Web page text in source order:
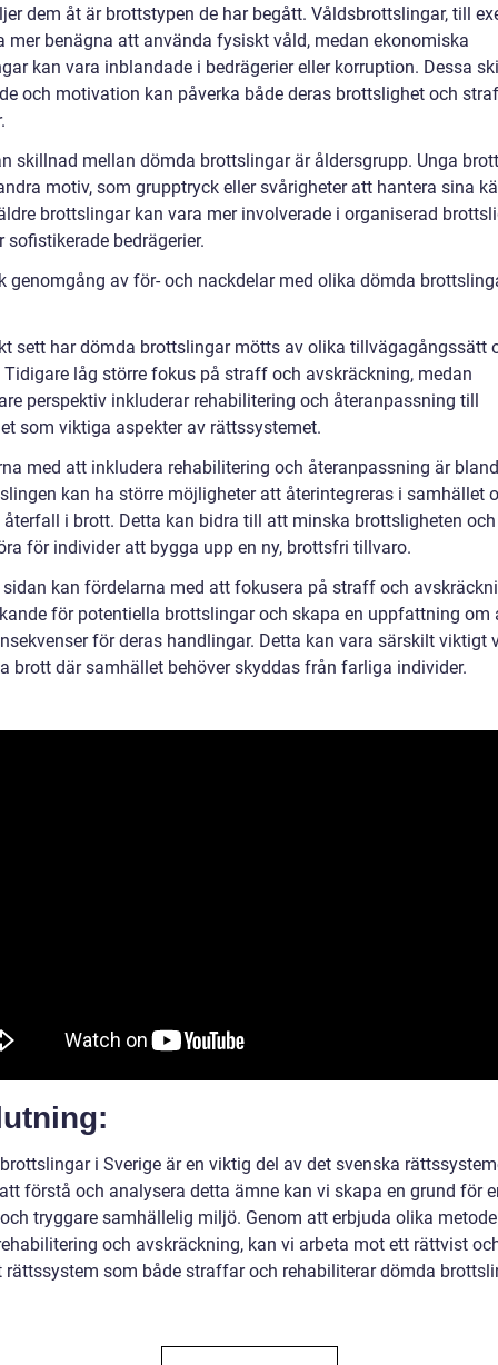
dem åt är brottstypen de har begått. Våldsbrottslingar, till
mer benägna att använda fysiskt våld, medan ekonomiska
kan vara inblandade i bedrägerier eller korruption. Dessa
och motivation kan påverka både deras brottslighet och
skillnad mellan dömda brottslingar är åldersgrupp. Unga
motiv, som grupptryck eller svårigheter att hantera sina
brottslingar kan vara mer involverade i organiserad
sofistikerade bedrägerier.
genomgång av för- och nackdelar med olika dömda
sett har dömda brottslingar mötts av olika tillvägagångssätt
låg större fokus på straff och avskräckning, medan
perspektiv inkluderar rehabilitering och återanpassning till
som viktiga aspekter av rättssystemet.
med att inkludera rehabilitering och återanpassning är
kan ha större möjligheter att återintegreras i samhället
i brott. Detta kan bidra till att minska brottsligheten och
för individer att bygga upp en ny, brottsfri tillvaro.
sidan kan fördelarna med att fokusera på straff och
för potentiella brottslingar och skapa en uppfattning om
för deras handlingar. Detta kan vara särskilt viktigt
brott där samhället behöver skyddas från farliga individer.
i Sverige är en viktig del av det svenska
förstå och analysera detta ämne kan vi skapa en grund för
tryggare samhällelig miljö. Genom att erbjuda olika
och avskräckning, kan vi arbeta mot ett rättvist
rättssystem som både straffar och rehabiliterar dömda